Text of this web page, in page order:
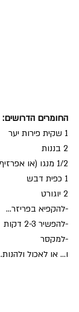
החומרים הדרושים:
1 שקית פירות יער
2 בננות
1/2 מנגו (או אפרזיף, אפרסק בשל)
1 כפית דבש
2 יוגורט
-להקפיא בפריזר...
-להפשיר 2-3 דקות
-למקסר
ו... או לאכול